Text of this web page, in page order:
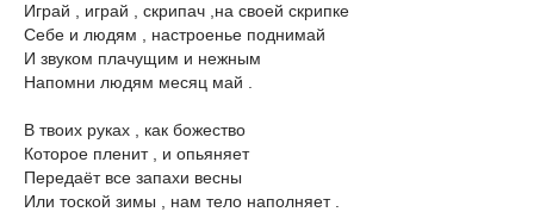
Играй , играй , скрипач ,на своей скрипке
Себе и людям , настроенье поднимай
И звуком плачущим и нежным
Напомни людям месяц май .
В твоих руках , как божество
Которое пленит , и опьяняет
Передаёт все запахи весны
Или тоской зимы , нам тело наполняет .